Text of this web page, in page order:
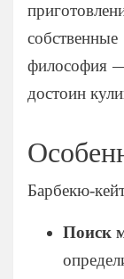
философия
достоин
Барбекю-
Поиск